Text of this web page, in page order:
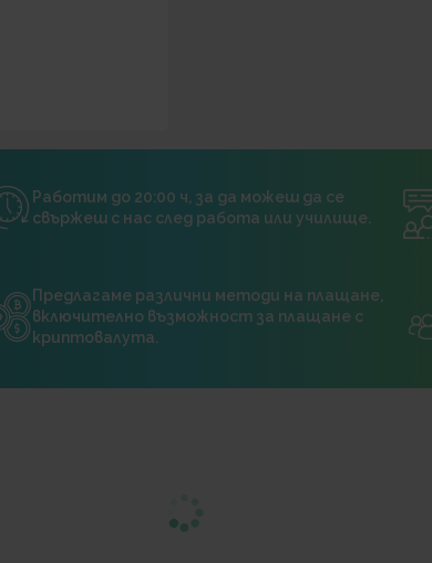
Работим до 20:00 ч, за да можеш да се
свържеш с нас след работа или училище.
Предлагаме различни методи на плащане,
включително възможност за плащане с
криптовалута.